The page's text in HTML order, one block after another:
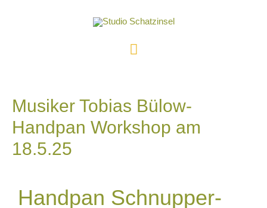
Musiker Tobias Bülow-
Handpan Workshop am
18.5.25
Handpan Schnupper-